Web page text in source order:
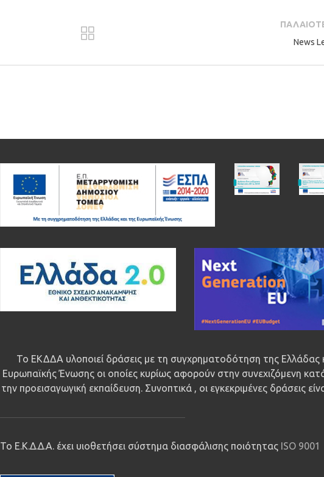
News
Το ΕΚΔΔΑ υλοποιεί δράσεις με τη συγχρηματοδότηση της Ελλάδας
Ευρωπαϊκής Ένωσης οι οποίες κυρίως αφορούν στην συνεχιζόμενη
την προεισαγωγική εκπαίδευση. Συνοπτικά , οι εγκεκριμένες δράσεις
Το Ε.Κ.Δ.Δ.Α. έχει υιοθετήσει σύστημα διασφάλισης ποιότητας ISO 9001